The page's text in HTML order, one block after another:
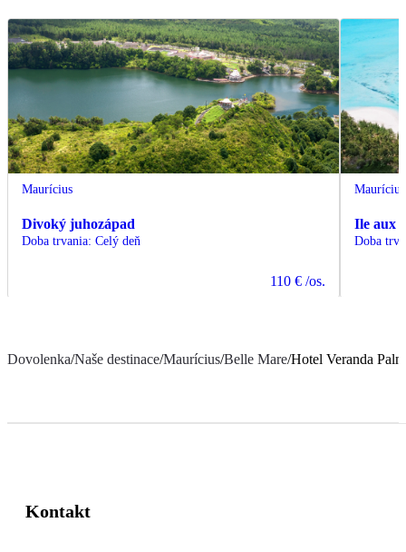
Maurícius
Divoký juhozápad
Doba trvania: Celý deň
110 € /os.
Maurícius
Ile aux
Doba
Dovolenka/Naše destinace/Maurícius/Belle Mare/Hotel Veranda
Kontakt